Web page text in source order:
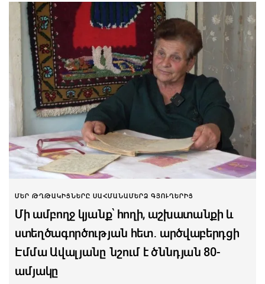
ՄԵՐ ԹՂԹԱԿԻՑՆԵՐԸ ՍԱՀՄԱՆԱՄԵՐՁ ԳՅՈՒՂԵՐԻՑ
Մի ամբողջ կյանք՝ հողի, աշխատանքի և
ստեղծագործության հետ․ արծվաբերդցի
Էմմա Ավալյանը նշում է ծննդյան 80-
ամյակը